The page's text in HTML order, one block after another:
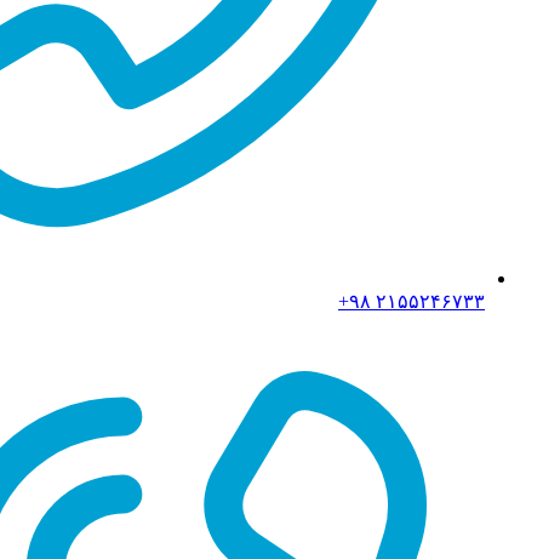
۲۱۵۵۲۴۶۷۳۳ ۹۸+